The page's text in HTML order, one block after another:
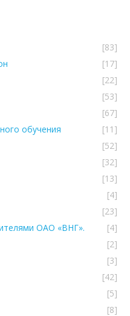
[83]
[17]
[22]
[53]
[67]
обучения
[11]
[52]
[32]
[13]
[4]
[23]
ОАО «ВНГ».
[4]
[2]
[3]
[42]
[5]
[8]